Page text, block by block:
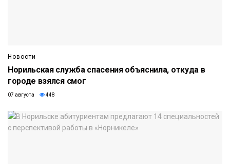
Новости
Норильская служба спасения объяснила, откуда в
городе взялся смог
07 августа 448